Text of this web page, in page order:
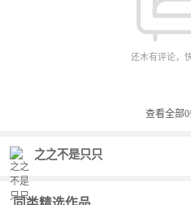
还木有评论，
查看全部0
之之不是只只